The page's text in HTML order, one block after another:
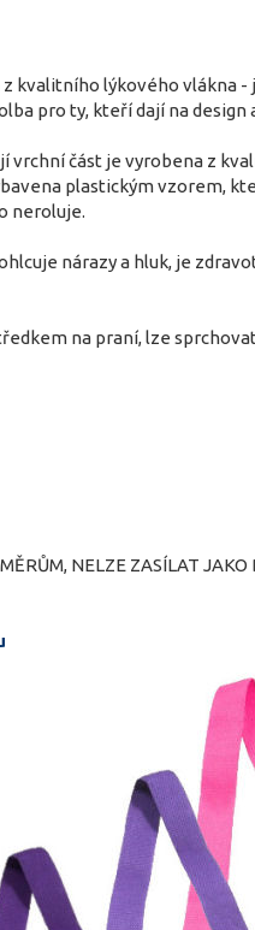
kvalitního lýkového vlákna
pro ty, kteří dají na design
vrchní část je vyrobena z
plastickým vzorem,
neroluje.
nárazy a hluk, je
na praní, lze
NELZE ZASÍLAT